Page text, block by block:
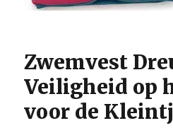
Zwemvest
Veiligheid op
voor de